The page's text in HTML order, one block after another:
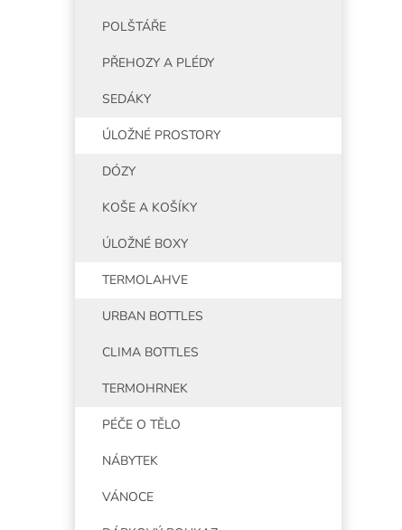
POLŠTÁŘE
PŘEHOZY A PLÉDY
SEDÁKY
ÚLOŽNÉ PROSTORY
DÓZY
KOŠE A KOŠÍKY
ÚLOŽNÉ BOXY
TERMOLAHVE
URBAN BOTTLES
CLIMA BOTTLES
TERMOHRNEK
PÉČE O TĚLO
NÁBYTEK
VÁNOCE